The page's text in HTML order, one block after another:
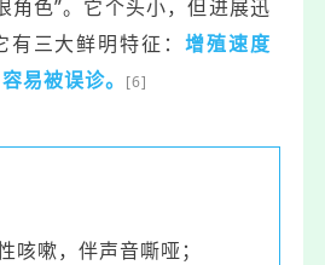
角色”。它个头小，但进展迅
有三大鲜明特征：增殖速度
易被误诊。 [6]
嗽，伴声音嘶哑；